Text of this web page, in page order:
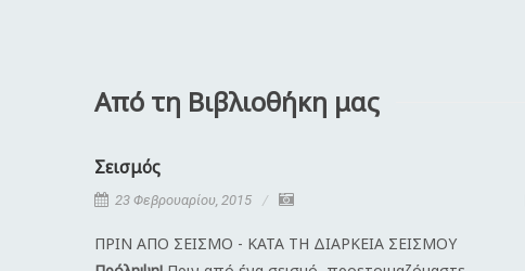
Από τη Βιβλιοθήκη μας
Σεισμός
23 Φεβρουαρίου, 2015
ΠΡΙΝ ΑΠΟ ΣΕΙΣΜΟ - ΚΑΤΑ ΤΗ ΔΙΑΡΚΕΙΑ ΣΕΙΣΜΟΥ